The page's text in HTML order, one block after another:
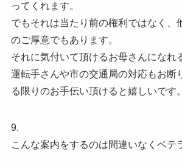
ってくれます。
でもそれは当たり前の権利ではなく、
のご厚意でもあります。
それに気付いて頂けるお母さんになれ
運転手さんや市の交通局の対応もお断
る限りのお手伝い頂けると嬉しいです。
9.
こんな案内をするのは間違いなくベテ